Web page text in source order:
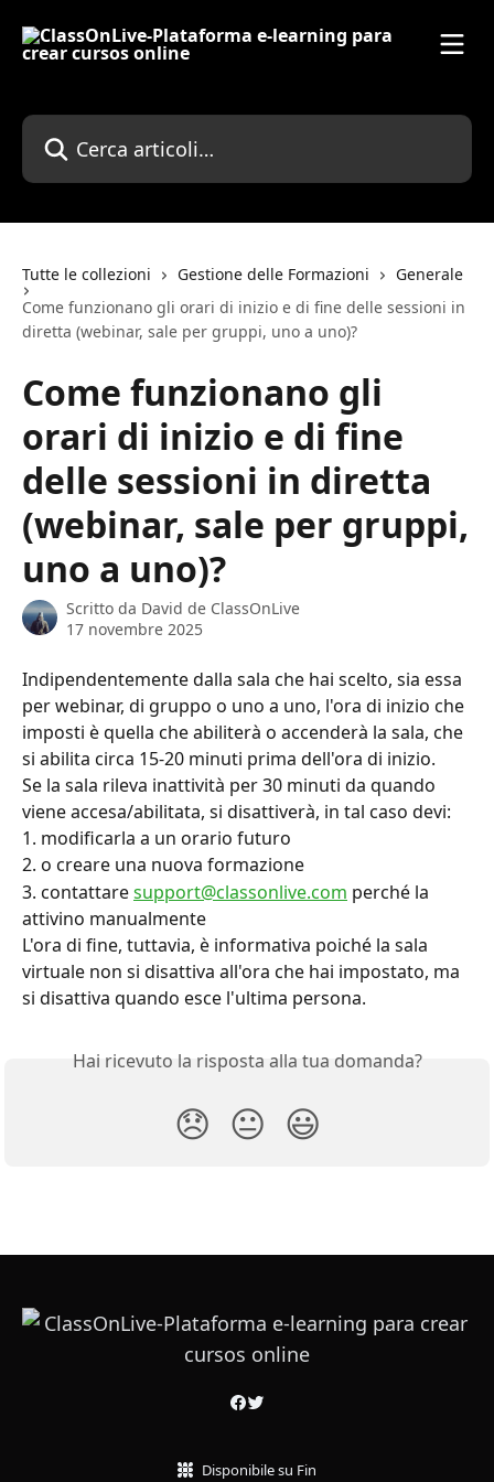
Cerca articoli…
Tutte le collezioni Gestione delle Formazioni
Generale
Come funzionano gli orari di inizio e di fine delle sessioni in
diretta (webinar, sale per gruppi, uno a uno)?
Come funzionano gli
orari di inizio e di fine
delle sessioni in diretta
(webinar, sale per gruppi,
uno a uno)?
Scritto da David de ClassOnLive
17 novembre 2025
Indipendentemente dalla sala che hai scelto, sia essa
per webinar, di gruppo o uno a uno, l'ora di inizio che
imposti è quella che abiliterà o accenderà la sala, che
si abilita circa 15-20 minuti prima dell'ora di inizio.
Se la sala rileva inattività per 30 minuti da quando
viene accesa/abilitata, si disattiverà, in tal caso devi:
1. modificarla a un orario futuro
2. o creare una nuova formazione
3. contattare support@classonlive.com perché la
attivino manualmente
L'ora di fine, tuttavia, è informativa poiché la sala
virtuale non si disattiva all'ora che hai impostato, ma
si disattiva quando esce l'ultima persona.
Hai ricevuto la risposta alla tua domanda?
😞 😐 😃
Disponibile su Fin